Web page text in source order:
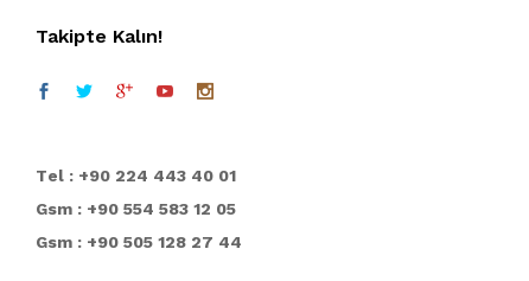
Takipte Kalın!
Tel : +90 224 443 40 01
Gsm : +90 554 583 12 05
Gsm : +90 505 128 27 44